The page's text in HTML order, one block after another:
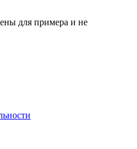
для примера и не